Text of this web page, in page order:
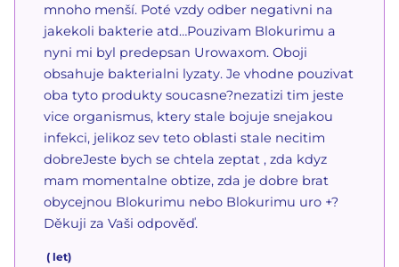
mnoho menší. Poté vzdy odber negativni na
jakekoli bakterie atd…Pouzivam Blokurimu a
nyni mi byl predepsan Urowaxom. Oboji
obsahuje bakterialni lyzaty. Je vhodne pouzivat
oba tyto produkty soucasne?nezatizi tim jeste
vice organismus, ktery stale bojuje snejakou
infekci, jelikoz sev teto oblasti stale necitim
dobreJeste bych se chtela zeptat , zda kdyz
mam momentalne obtize, zda je dobre brat
obycejnou Blokurimu nebo Blokurimu uro +?
Děkuji za Vaši odpověď.
( let)